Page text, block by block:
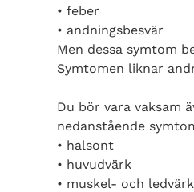
• feber
• andningsbesvär
Men dessa symtom
Symtomen liknar
Du bör vara vaksam
nedanstående
• halsont
• huvudvärk
• muskel- och ledvärk